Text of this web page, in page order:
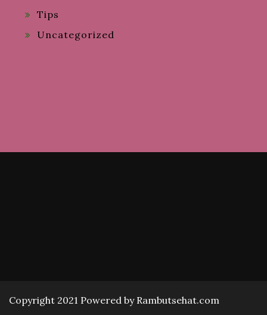
Tips
Uncategorized
Copyright 2021 Powered by Rambutsehat.com